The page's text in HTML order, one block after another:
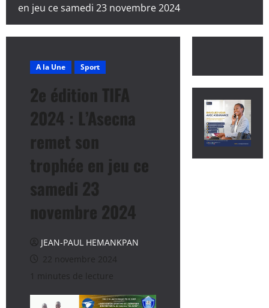
en jeu ce samedi 23 novembre 2024
A la Une Sport
2e édition TIFA
2024 : L’Asecna
remet son
trophée en jeu ce
samedi 23
novembre 2024
JEAN-PAUL HEMANKPAN
22 novembre 2024
1 minutes de lecture